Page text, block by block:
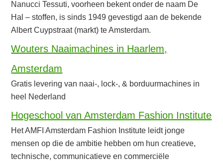
Nanucci Tessuti, voorheen bekent onder de naam De
Hal – stoffen, is sinds 1949 gevestigd aan de bekende
Albert Cuypstraat (markt) te Amsterdam.
Wouters Naaimachines in Haarlem,
Amsterdam
Gratis levering van naai-, lock-, & borduurmachines in
heel Nederland
Hogeschool van Amsterdam Fashion Institute
Het AMFI Amsterdam Fashion Institute leidt jonge
mensen op die de ambitie hebben om hun creatieve,
technische, communicatieve en commerciële